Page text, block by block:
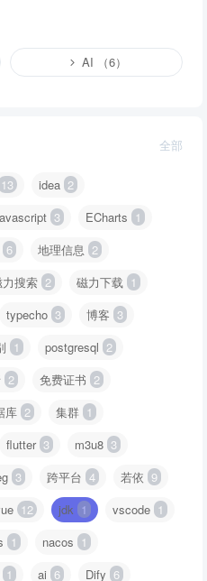
AI （6）
全部
13 idea 2
3 ECharts 1
6 地理信息 2
搜索 2 磁力下载 1
typecho 3 博客 3
1 postgresql 2
2 免费证书 2
库 2 集群 1
flutter 3 m3u8 3
3 跨平台 4 若依 9
12 jdk 1 vscode 1
1 nacos 1
1 ai 6 Dify 6